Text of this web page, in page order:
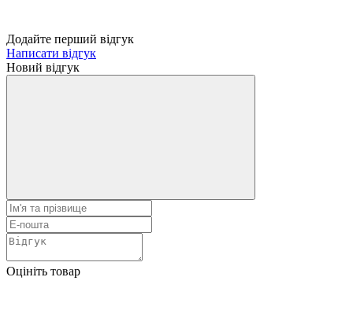
Додайте перший відгук
Написати відгук
Новий відгук
Оцініть товар